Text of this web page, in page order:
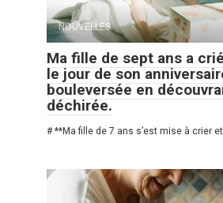
NOUVELLES
Ma fille de sept ans a
le jour de son
bouleversée en
déchirée.
# **Ma fille de 7 ans s’est mise à crier